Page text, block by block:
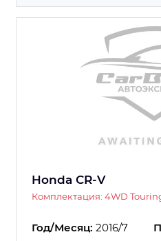
Honda CR-V
Комплектация: 4WD
Год/Месяц: 2016/7